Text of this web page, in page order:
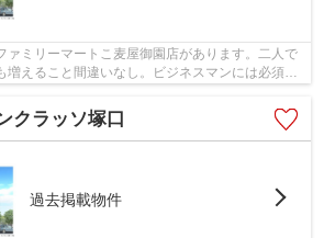
ァミリーマートこ麦屋御園店があります。二人で
増えること間違いなし。ビジネスマンには必須
クラッソ塚口
過去掲載物件